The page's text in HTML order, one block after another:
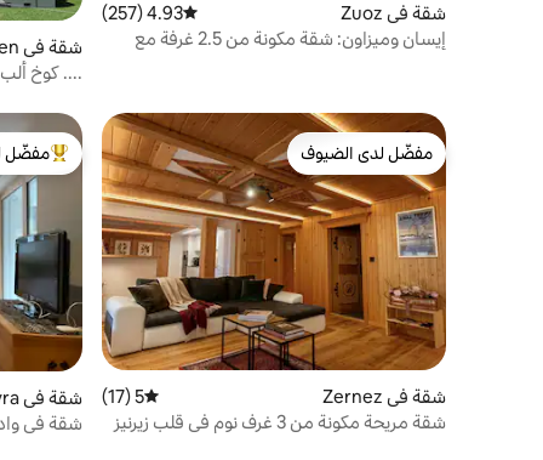
شقة في Zuoz متوسط التقييم 4.93 من 5، 257 مراجعات
4.93 (257)
إيسان وميزاون: شقة مكونة من 2.5 غرفة مع
شقة في Churwalden
.... كوخ
مفضّل لدى الضيوف
مفضّل لدى الضيوف
شقة في Zernez متوسط التقييم 5 من 5، 17 مراجعات
5 (17)
شقة مريحة مكونة من 3 غرف نوم في قلب زيرنيز
من أبرز
مفضّل
شقة في Albula/Alvra
شقة في